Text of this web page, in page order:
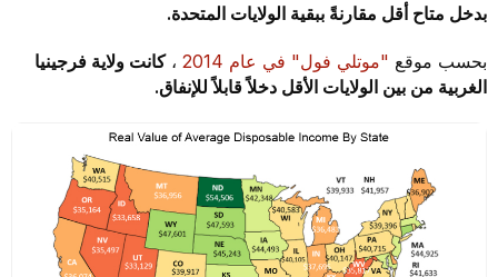
بدخل متاح أقل مقارنةً ببقية الولايات المتحدة.
بحسب موقع"موتلي فول" في عام 2014 ،كانت ولاية فرجينيا
الغربية من بين الولايات الأقل دخلاً قابلاً للإنفاق.